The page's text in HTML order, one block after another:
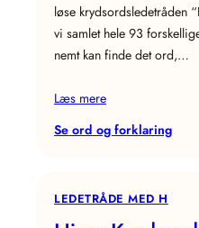
løse krydsordsledetråden
vi samlet hele 93
nemt kan finde det ord,…
Læs mere
Se ord og forklaring:
LEDETRÅDE MED H